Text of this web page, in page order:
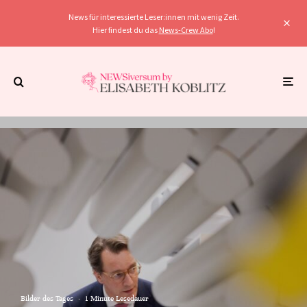
News für interessierte Leser:innen mit wenig Zeit.
Hier findest du das News-Crew Abo!
Bilder des Tages · 1 Minute Lesedauer